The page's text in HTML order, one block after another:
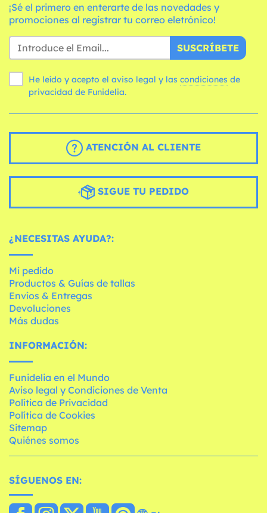
¡Sé el primero en enterarte de las novedades y
promociones al registrar tu correo eletrónico!
SUSCRÍBETE
He leído y acepto el aviso legal y las condiciones
privacidad de Funidelia.
ATENCIÓN AL CLIENTE
SIGUE TU PEDIDO
¿NECESITAS AYUDA?:
Mi pedido
Productos & Guías de tallas
Envíos & Entregas
Devoluciones
Más dudas
INFORMACIÓN:
Funidelia en el Mundo
Aviso legal y Condiciones de Venta
Política de Privacidad
Política de Cookies
Sitemap
Quiénes somos
SÍGUENOS EN: